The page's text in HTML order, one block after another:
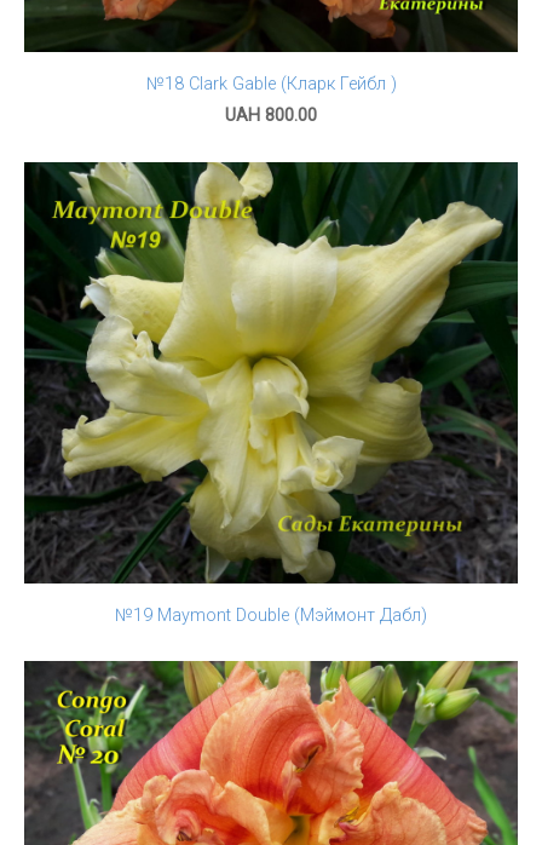
№18 Clark Gable (Кларк Гейбл )
UAH 800.00
№19 Maymont Double (Мэймонт Дабл)